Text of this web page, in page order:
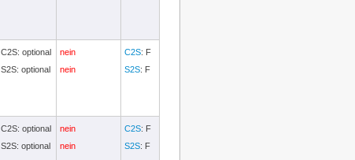
C2S: optional
S2S: optional
nein
nein
C2S: F
S2S: F
C2S: optional
S2S: optional
nein
nein
C2S: F
S2S: F